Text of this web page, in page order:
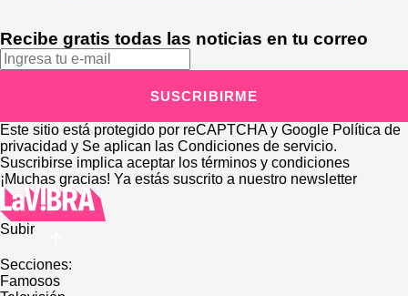
Recibe gratis todas las noticias en tu correo
SUSCRIBIRME
Este sitio está protegido por reCAPTCHA y Google Política de
privacidad y Se aplican las Condiciones de servicio.
Suscribirse implica aceptar los términos y condiciones
¡Muchas gracias! Ya estás suscrito a nuestro newsletter
Subir
Secciones:
Famosos